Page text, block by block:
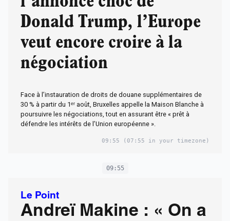
Donald Trump, l’Europe
veut encore croire à la
négociation
Face à l’instauration de droits de douane supplémentaires de
30 % à partir du 1ᵉʳ août, Bruxelles appelle la Maison Blanche à
poursuivre les négociations, tout en assurant être « prêt à
défendre les intérêts de l’Union européenne ».
09:55 (07:55 in your timezone)
09:55
Le Point
Andreï Makine : « On a